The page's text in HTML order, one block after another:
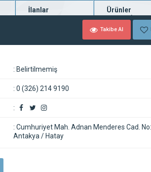
İlanlar
Güncel seri ilanlar
Ürünler
Binlerce firma
Takibe Al
: Belirtilmemiş
: 0 (326) 214 9190
:
: Cumhuriyet Mah. Adnan Menderes Cad.
Antakya / Hatay